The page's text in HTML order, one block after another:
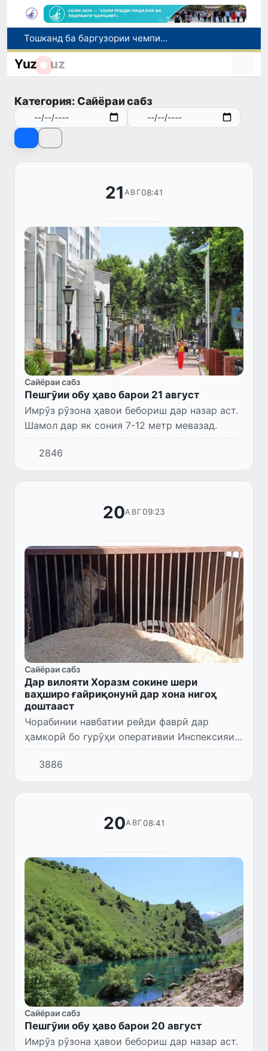
Тошканд ба баргузории чемпионати Осиё оид ба вазнабардорӣ омодагӣ мебинад
Шаҳрвандони Ӯзбекистон метавонанд дар доираи барномаи H-2A ба корҳои мавсимии кишоварзӣ дар ИМА сафарбар шаванд
Дар Қашқадарё анҷумани байналмилалии экологӣ бо иштироки ҷавонон аз нӯҳ кишвар баргузор мешавад
Yuz uz
Категория: Сайёраи сабз
21 АВГ08:41
Сайёраи сабз
Пешгӯии обу ҳаво барои 21 август
Имрӯз рӯзона ҳавои бебориш дар назар аст.
Шамол дар як сония 7-12 метр мевазад.
2846
20АВГ09:23
Сайёраи сабз
Дар вилояти Хоразм сокине шери
ваҳширо ғайриқонунӣ дар хона нигоҳ
доштааст
Чорабинии навбатии рейди фаврӣ дар
ҳамкорӣ бо гурӯҳи оперативии Инспексияи
назоратии Раёсати экология, ҳифзи муҳити
зист ва тағирёбии иқлими вилояти Хоразм
ва кормандони ШКД дар ша...
3886
20АВГ08:41
Сайёраи сабз
Пешгӯии обу ҳаво барои 20 август
Имрӯз рӯзона ҳавои бебориш дар назар аст.